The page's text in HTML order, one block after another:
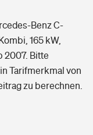
Benz C-
165 kW,
2007. Bitte
Tarifmerkmal von
zu berechnen.